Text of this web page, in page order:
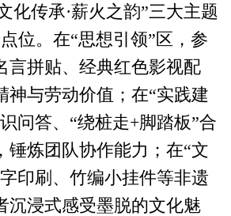
化传承·薪火之韵”三大主题
位。在“思想引领”区，参
言拼贴、经典红色影视配
神与劳动价值；在“实践建
问答、“绕桩走+脚踏板”合
锤炼团队协作能力；在“文
印刷、竹编小挂件等非遗
沉浸式感受墨脱的文化魅